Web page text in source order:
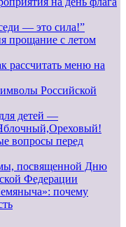
— это сила!”
прощание с летом
рассчитать меню на
Российской
детей —
вопросы перед
посвященной Дню
Федерации
почему